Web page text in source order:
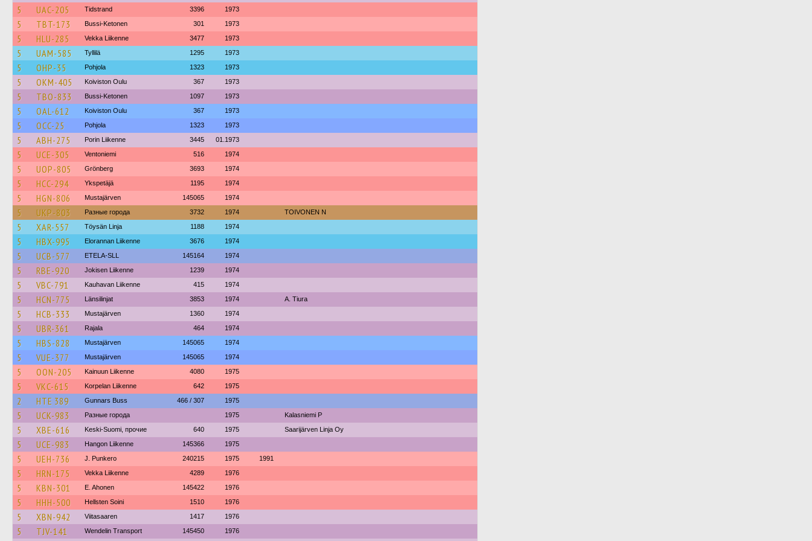
5
UAC-205 Tidstrand 3396 1973
5 TBT-173 Bussi-Ketonen 301 1973
5 HLU-285 Vekka Liikenne 3477 1973
5 UAM-585 Tyllilä 1295 1973
5 OHP-35 Pohjola 1323 1973
5 OKM-405 Koiviston Oulu 367 1973
5 TBO-833 Bussi-Ketonen 1097 1973
5 OAL-612 Koiviston Oulu 367 1973
5 OCC-25 Pohjola 1323 1973
5 ABH-275 Porin Liikenne 3445 01.1973
5 UCE-305 Ventoniemi 516 1974
5 UOP-805 Grönberg 3693 1974
5 HCC-294 Ykspetäjä 1195 1974
5 HGN-806 Mustajärven 145065 1974
5 UKP-803 Разные города 3732 1974 TOIVONEN N
5 XAR-557 Töysän Linja 1188 1974
5 HBX-995 Elorannan Liikenne 3676 1974
5 UCB-577 ETELA-SLL 145164 1974
5 RBE-920 Jokisen Liikenne 1239 1974
5 VBC-791 Kauhavan Liikenne 415 1974
5 HCN-775 Länsilinjat 3853 1974 A. Tiura
5 HCB-333 Mustajärven 1360 1974
5 UBR-361 Rajala 464 1974
5 HBS-828 Mustajärven 145065 1974
5 VUE-377 Mustajärven 145065 1974
5 OON-205 Kainuun Liikenne 4080 1975
5 VKC-615 Korpelan Liikenne 642 1975
2 HTE 389 Gunnars Buss 466 / 307 1975
5 UCK-983 Разные города 1975 Kalasniemi P
5 XBE-616 Keski-Suomi, прочие 640 1975 Saarijärven Linja Oy
5 UCE-983 Hangon Liikenne 145366 1975
5 UEH-736 J. Punkero 240215 1975 1991
5 HRN-175 Vekka Liikenne 4289 1976
5 KBN-301 E. Ahonen 145422 1976
5 HHH-500 Hellsten Soini 1510 1976
5 XBN-942 Viitasaaren 1417 1976
5 TJV-141 Wendelin Transport 145450 1976